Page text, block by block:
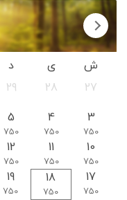
ش ی د
27
28
29
3
750
4
750
5
750
10
750
11
750
12
750
17
750
18
750
19
750